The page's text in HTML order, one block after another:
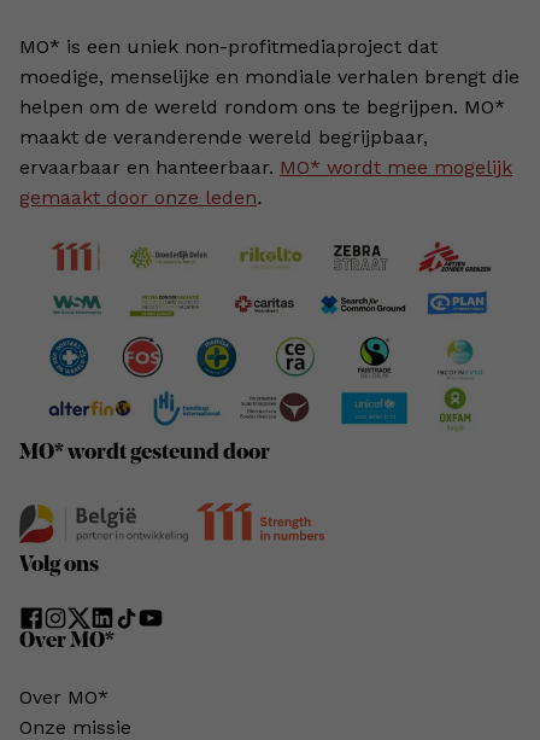
MO* is een uniek non-profitmediaproject dat
moedige, menselijke en mondiale verhalen brengt die
helpen om de wereld rondom ons te begrijpen. MO*
maakt de veranderende wereld begrijpbaar,
ervaarbaar en hanteerbaar. MO* wordt mee mogelijk
gemaakt door onze leden.
MO* wordt gesteund door
Volg ons
Over MO*
Over MO*
Onze missie